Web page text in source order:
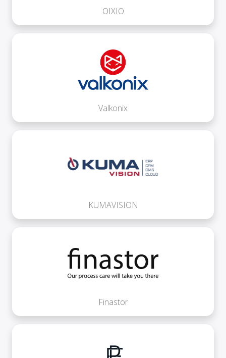
OIXIO
Valkonix
KUMAVISION
Finastor